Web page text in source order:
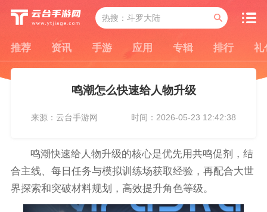
推荐 资讯 手游 应用 专辑 排行 礼
鸣潮怎么快速给人物升级
来源：云台手游网 时间：2026-05-23 12:42:38
鸣潮快速给人物升级的核心是优先用共鸣促剂，结
合主线、每日任务与模拟训练场获取经验，再配合大世
界探索和突破材料规划，高效提升角色等级。